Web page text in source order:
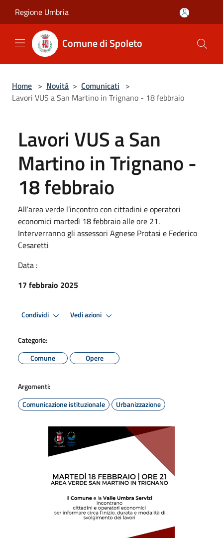
Regione Umbria
Comune di Spoleto
Home > Novità > Comunicati >
Lavori VUS a San Martino in Trignano - 18 febbraio
Lavori VUS a San
Martino in Trignano -
18 febbraio
All’area verde l’incontro con cittadini e operatori
economici martedì 18 febbraio alle ore 21.
Interverranno gli assessori Agnese Protasi e Federico
Cesaretti
Data :
17 febbraio 2025
Condividi Vedi azioni
Categorie:
Comune
Opere
Argomenti:
Comunicazione istituzionale
Urbanizzazione